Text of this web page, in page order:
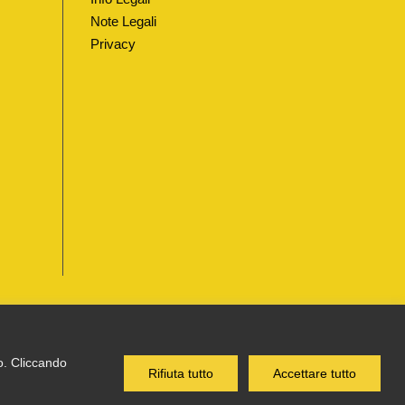
Cliccando
Rifiuta tutto Accettare tutto
Note Legali
Privacy
I DIRITTI RISERVATI